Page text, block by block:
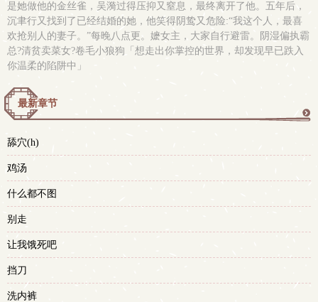
是她做他的金丝雀，吴漪过得压抑又窒息，最终离开了他。五年后，
沉聿行又找到了已经结婚的她，他笑得阴鸷又危险:“我这个人，最喜
欢抢别人的妻子。”每晚八点更。嬷女主，大家自行避雷。阴湿偏执霸
总?清贫卖菜女?卷毛小狼狗「想走出你掌控的世界，却发现早已跌入
你温柔的陷阱中」
最新章节
舔穴(h)
鸡汤
什么都不图
别走
让我饿死吧
挡刀
洗内裤